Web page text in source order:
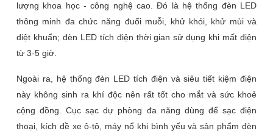
lượng khoa học - công nghệ cao. Đó là hệ thống đèn LED
thông minh đa chức năng đuổi muỗi, khử khói, khử mùi và
diệt khuẩn; đèn LED tích điện thời gian sử dụng khi mất điện
từ 3-5 giờ.
Ngoài ra, hệ thống đèn LED tích điện và siêu tiết kiệm điện
này không sinh ra khí độc nên rất tốt cho mắt và sức khoẻ
cộng đồng. Cục sạc dự phòng đa năng dùng để sạc điện
thoại, kích đề xe ô-tô, máy nổ khi bình yếu và sản phẩm đèn